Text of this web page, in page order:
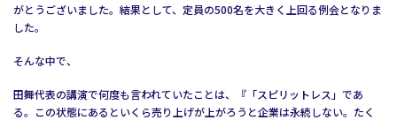
がとうございました。結果として、定員の500名を大きく上回る例会となりま
した。
そんな中で、
田舞代表の講演で何度も言われていたことは、『「スピリットレス」であ
る。この状態にあるといくら売り上げが上がろうと企業は永続しない。たく